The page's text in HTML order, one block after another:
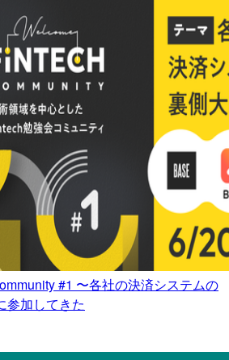
#1 〜各社の決済システムの
参加してきた